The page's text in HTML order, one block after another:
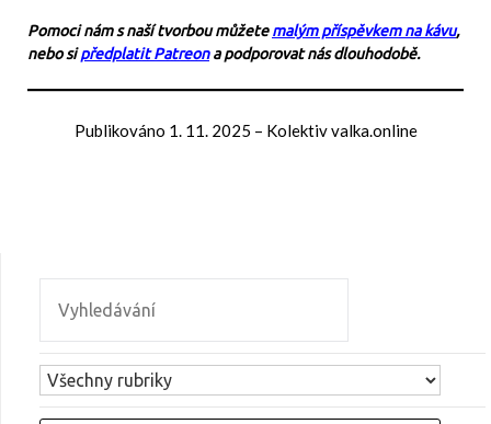
Pomoci nám s naší tvorbou můžetemalým příspěvkem na kávu,
nebo sipředplatit Patreona podporovat nás dlouhodobě.
Publikováno 1. 11. 2025 – Kolektiv valka.online